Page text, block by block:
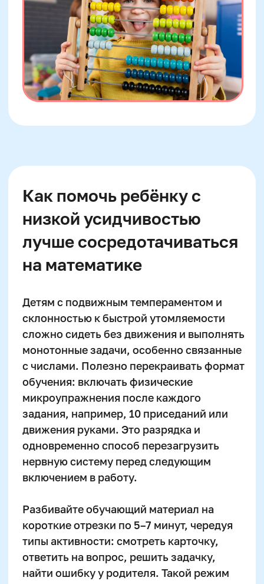
Ежедневные 10–15 минут
тренировки
Повторение утром лучше
вечернего
Раз в 3 дня – итоговая мини-
проверка
Каждые 7 дней — игровое
закрепление
Интерактивные методы
закрепления: от карточек
до онлайн-платформ
Интерактив в обучении таблицы
умножения — это не просто «развлечь», а
встроить процесс закрепления в игровую
повседневную среду. Классический
способ — карточки с примерами, где
Такой подход развивает и реакцию, и
память, а в паре с родителем или братом-
сестрой превращается в эмоциональное
общение.
Онлайн-платформы вроде Matific,
Школково, Учи.ру или MentalUP